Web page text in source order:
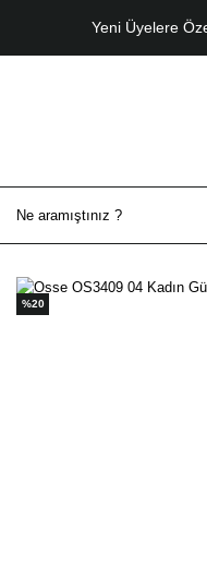
Yeni Üyelere
%20